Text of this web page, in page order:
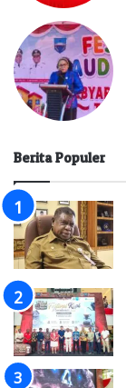
Berita Populer